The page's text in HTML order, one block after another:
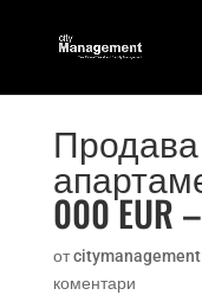
000
отcitymanagement
коментари